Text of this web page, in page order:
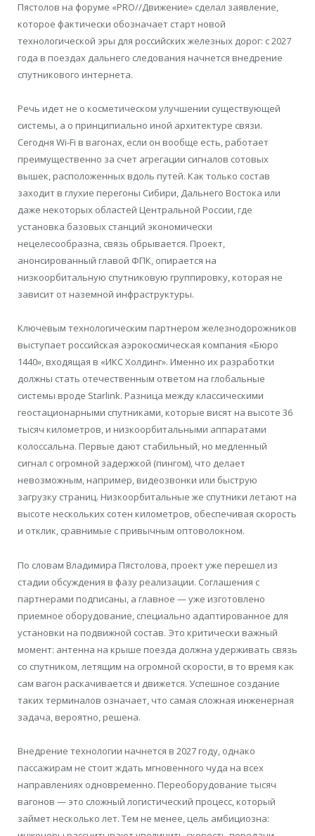
Пястолов на форуме «PRO//Движение» сделал заявление,
которое фактически обозначает старт новой
технологической эры для российских железных дорог: с 2027
года в поездах дальнего следования начнется внедрение
спутникового интернета.
Речь идет не о косметическом улучшении существующей
системы, а о принципиально иной архитектуре связи.
Сегодня Wi-Fi в вагонах, если он вообще есть, работает
преимущественно за счет агрегации сигналов сотовых
вышек, расположенных вдоль путей. Как только состав
заходит в глухие перегоны Сибири, Дальнего Востока или
даже некоторых областей Центральной России, где
установка базовых станций экономически
нецелесообразна, связь обрывается. Проект,
анонсированный главой ФПК, опирается на
низкоорбитальную спутниковую группировку, которая не
зависит от наземной инфраструктуры.
Ключевым технологическим партнером железнодорожников
выступает российская аэрокосмическая компания «Бюро
1440», входящая в «ИКС Холдинг». Именно их разработки
должны стать отечественным ответом на глобальные
системы вроде Starlink. Разница между классическими
геостационарными спутниками, которые висят на высоте 36
тысяч километров, и низкоорбитальными аппаратами
колоссальна. Первые дают стабильный, но медленный
сигнал с огромной задержкой (пингом), что делает
невозможным, например, видеозвонки или быструю
загрузку страниц. Низкоорбитальные же спутники летают на
высоте нескольких сотен километров, обеспечивая скорость
и отклик, сравнимые с привычным оптоволокном.
По словам Владимира Пястолова, проект уже перешел из
стадии обсуждения в фазу реализации. Соглашения с
партнерами подписаны, а главное — уже изготовлено
приемное оборудование, специально адаптированное для
установки на подвижной состав. Это критически важный
момент: антенна на крыше поезда должна удерживать связь
со спутником, летящим на огромной скорости, в то время как
сам вагон раскачивается и движется. Успешное создание
таких терминалов означает, что самая сложная инженерная
задача, вероятно, решена.
Внедрение технологии начнется в 2027 году, однако
пассажирам не стоит ждать мгновенного чуда на всех
направлениях одновременно. Переоборудование тысяч
вагонов — это сложный логистический процесс, который
займет несколько лет. Тем не менее, цель амбициозна: